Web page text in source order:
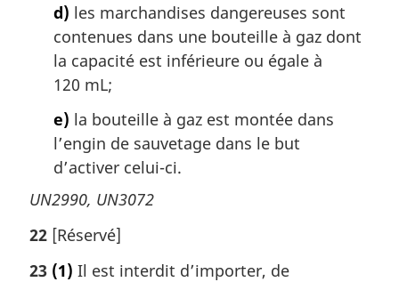
d) les marchandises dangereuses sont
contenues dans une bouteille à gaz dont
la capacité est inférieure ou égale à
120 mL;
e) la bouteille à gaz est montée dans
l’engin de sauvetage dans le but
d’activer celui-ci.
UN2990, UN3072
22 [Réservé]
23 (1) Il est interdit d’importer, de